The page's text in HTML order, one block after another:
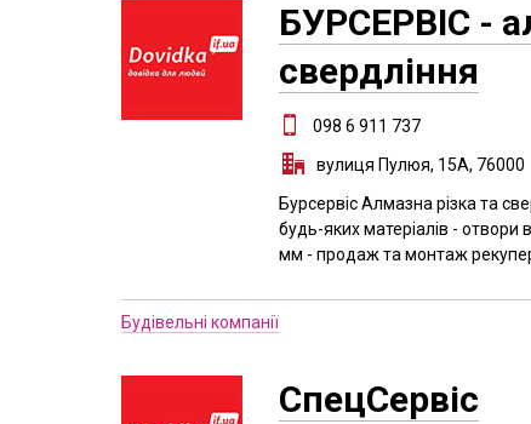
БУРСЕРВІС -
свердління
098 6 911 737
вулиця Пулюя, 15А, 76000
Бурсервіс Алмазна різка та
будь-яких матеріалів -
мм - продаж та монтаж
Будівельні компанії
СпецСервіс